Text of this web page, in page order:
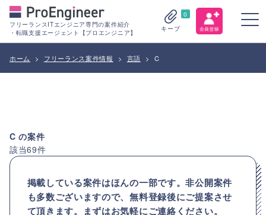
フリーランスITエンジニア専門の案件紹介
・転職支援エージェント【プロエンジニア】
0
キープ
ホーム > フリーランス案件情報 > 言語 > C
Cの案件
該当69件
掲載している案件はほんの一部です。非公開案件
も多数ございますので、無料登録後にご提案させ
て頂きます。まずはお気軽にご連絡ください。